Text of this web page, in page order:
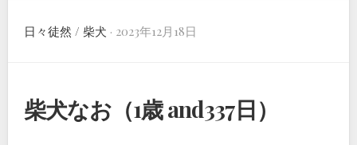
日々徒然 / 柴犬 · 2023年12月18日
柴犬なお（1歳 and337日）